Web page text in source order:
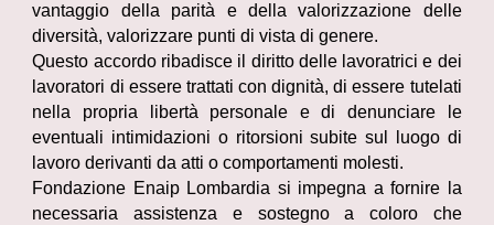
vantaggio della parità e della valorizzazione delle
diversità, valorizzare punti di vista di genere.
Questo accordo ribadisce il diritto delle lavoratrici e dei
lavoratori di essere trattati con dignità, di essere tutelati
nella propria libertà personale e di denunciare le
eventuali intimidazioni o ritorsioni subite sul luogo di
lavoro derivanti da atti o comportamenti molesti.
Fondazione Enaip Lombardia si impegna a fornire la
necessaria assistenza e sostegno a coloro che